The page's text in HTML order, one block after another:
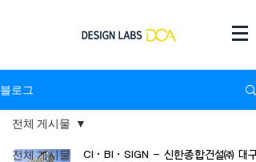
블로그
전체 게시물
전체 게시물
CI·BI·SIGN - 신한종합건설㈜ 대구